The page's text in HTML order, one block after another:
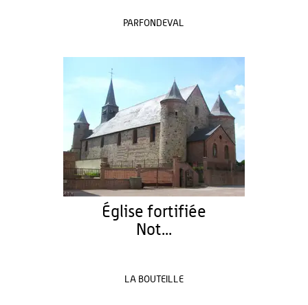
PARFONDEVAL
Église fortifiée
Not...
LA BOUTEILLE